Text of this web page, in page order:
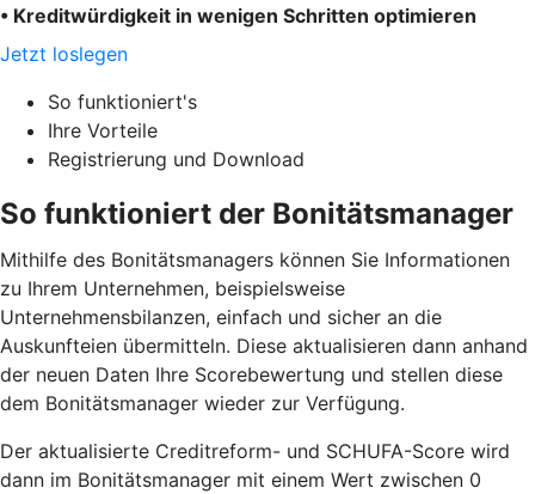
• Kreditwürdigkeit in wenigen Schritten optimieren
Jetzt loslegen
So funktioniert's
Ihre Vorteile
Registrierung und Download
So funktioniert der Bonitätsmanager
Mithilfe des Bonitätsmanagers können Sie Informationen
zu Ihrem Unternehmen, beispielsweise
Unternehmensbilanzen, einfach und sicher an die
Auskunfteien übermitteln. Diese aktualisieren dann anhand
der neuen Daten Ihre Scorebewertung und stellen diese
dem Bonitätsmanager wieder zur Verfügung.
Der aktualisierte Creditreform- und SCHUFA-Score wird
dann im Bonitätsmanager mit einem Wert zwischen 0